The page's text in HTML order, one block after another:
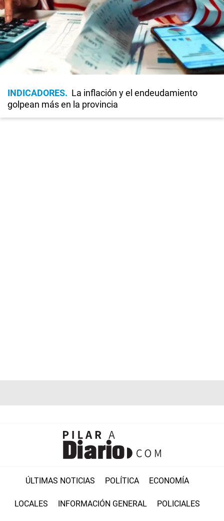
INDICADORES
La inflación y el endeudamiento
golpean más en la provincia
ÚLTIMAS NOTICIAS POLÍTICA ECONOMÍA
LOCALES INFORMACIÓN GENERAL POLICIALES